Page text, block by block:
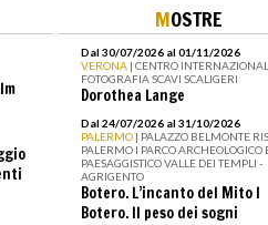
MOSTRE
Dal 30/07/2026 al 01/11/2026
VERONA | CENTRO
FOTOGRAFIA SCAVI SCALIGERI
Dorothea Lange
Dal 24/07/2026 al 31/10/2026
PALERMO | PALAZZO BELMONTE
PALERMO I PARCO ARCHEOLOGICO
PAESAGGISTICO VALLE DEI TEMPLI -
AGRIGENTO
Botero. L’incanto del Mito I
Botero. Il peso dei sogni